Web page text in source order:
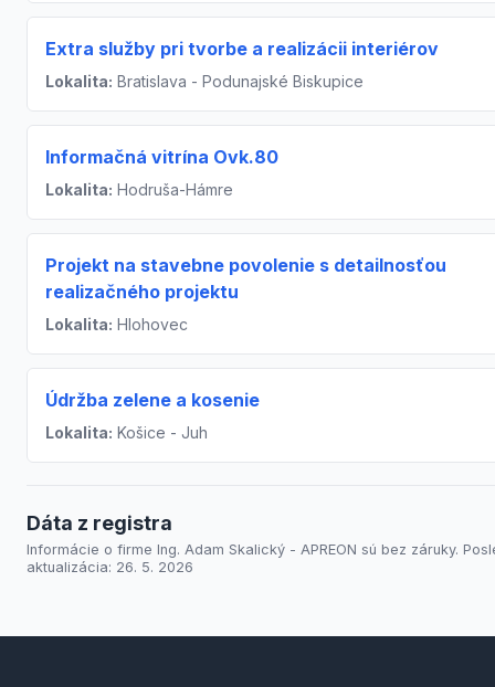
Extra služby pri tvorbe a realizácii interiérov
Lokalita: Bratislava - Podunajské Biskupice
Informačná vitrína Ovk.80
Lokalita: Hodruša-Hámre
Projekt na stavebne povolenie s detailnosťou
realizačného projektu
Lokalita: Hlohovec
Údržba zelene a kosenie
Lokalita: Košice - Juh
Dáta z registra
Informácie o firme Ing. Adam Skalický - APREON sú bez záruky.
aktualizácia: 26. 5. 2026